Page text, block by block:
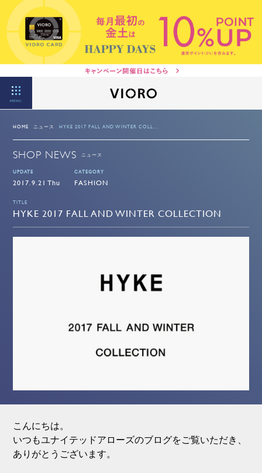
MENU
HOME ニュース HYKE 2017 FALL AND WINTER COLL...
SHOP NEWS ニュース
UPDATE
2017.9.21 Thu
CATEGORY
FASHION
TITLE
HYKE 2017 FALL AND WINTER COLLECTION
こんにちは。
いつもユナイテッドアローズのブログをご覧いただき、
ありがとうございます。